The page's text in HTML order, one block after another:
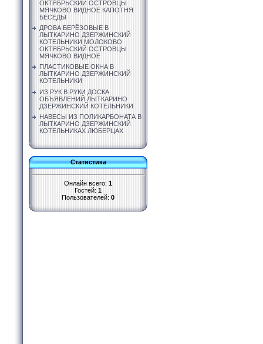
ОКТЯБРЬСКИЙ ОСТРОВЦЫ
МЯЧКОВО ВИДНОЕ КАПОТНЯ
БЕСЕДЫ
ДРОВА БЕРЁЗОВЫЕ В
ЛЫТКАРИНО ДЗЕРЖИНСКИЙ
КОТЕЛЬНИКИ МОЛОКОВО
ОКТЯБРЬСКИЙ ОСТРОВЦЫ
МЯЧКОВО ВИДНОЕ
ПЛАСТИКОВЫЕ ОКНА В
ЛЫТКАРИНО ДЗЕРЖИНСКИЙ
КОТЕЛЬНИКИ
ИЗ РУК В РУКИ ДОСКА
ОБЪЯВЛЕНИЙ ЛЫТКАРИНО
ДЗЕРЖИНСКИЙ КОТЕЛЬНИКИ
НАВЕСЫ ИЗ ПОЛИКАРБОНАТА В
ЛЫТКАРИНО ДЗЕРЖИНСКИЙ
КОТЕЛЬНИКАХ ЛЮБЕРЦАХ
Статистика
Онлайн всего: 1
Гостей: 1
Пользователей: 0